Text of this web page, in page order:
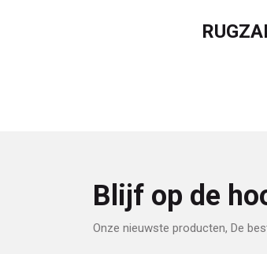
Blijf op de
Onze nieuwste producten, De